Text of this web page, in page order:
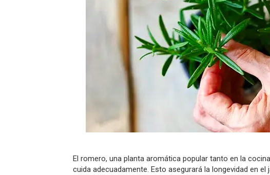
El romero, una planta aromática popular tanto en la
cuida adecuadamente. Esto asegurará la longevidad en el